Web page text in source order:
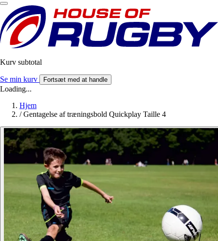
Kurv subtotal
Se min kurv Fortsæt med at handle
Loading...
Hjem
/ Gentagelse af træningsbold Quickplay Taille 4